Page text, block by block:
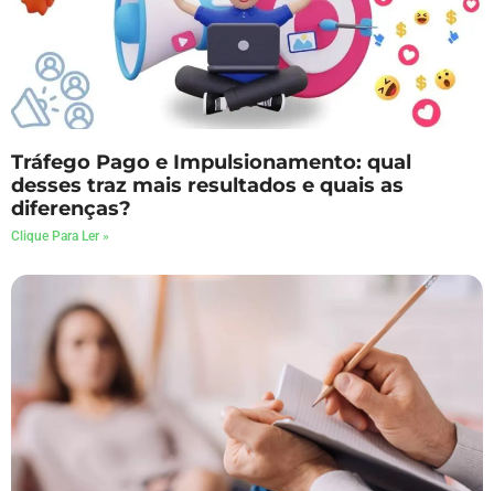
Tráfego Pago e Impulsionamento: qual
desses traz mais resultados e quais as
diferenças?
Clique Para Ler »